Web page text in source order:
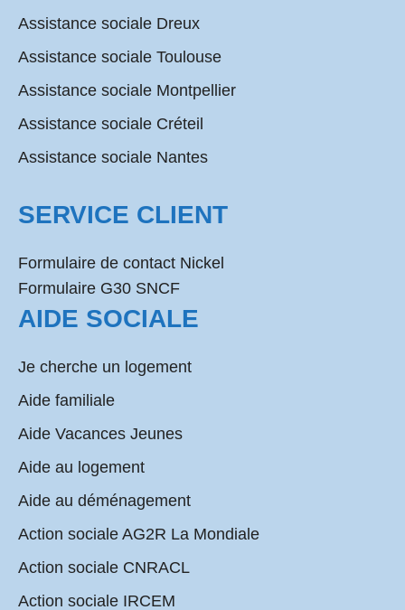
Assistance sociale Dreux
Assistance sociale Toulouse
Assistance sociale Montpellier
Assistance sociale Créteil
Assistance sociale Nantes
SERVICE CLIENT
Formulaire de contact Nickel
Formulaire G30 SNCF
AIDE SOCIALE
Je cherche un logement
Aide familiale
Aide Vacances Jeunes
Aide au logement
Aide au déménagement
Action sociale AG2R La Mondiale
Action sociale CNRACL
Action sociale IRCEM